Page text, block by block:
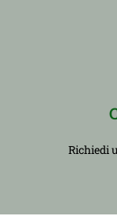
Richiedi